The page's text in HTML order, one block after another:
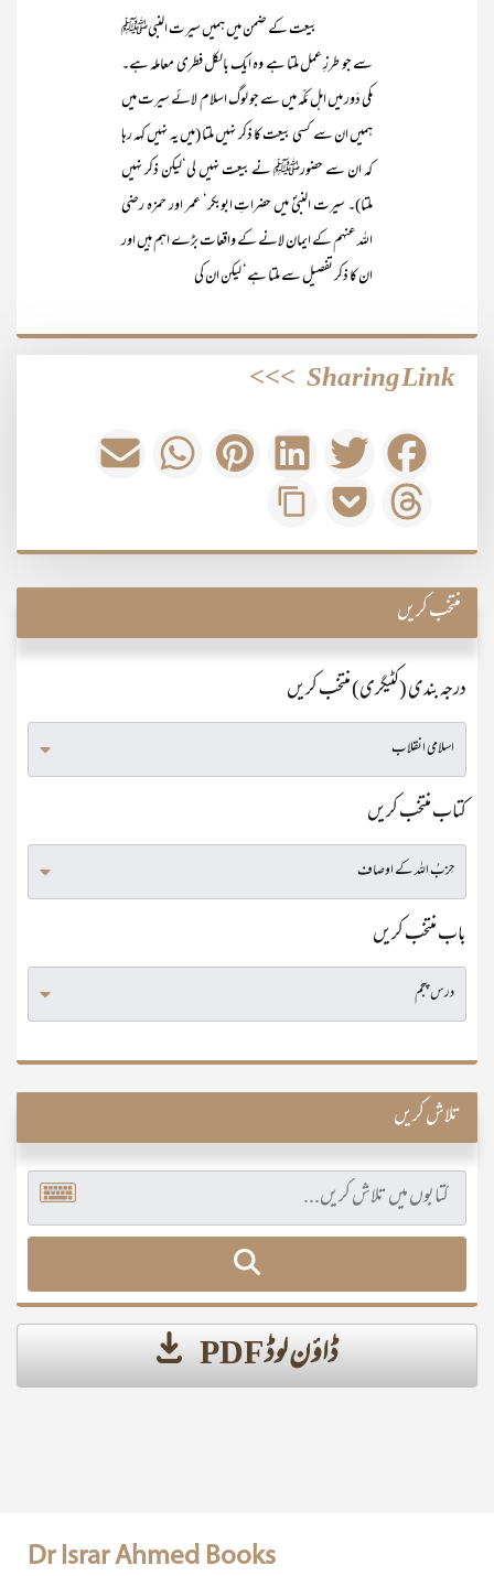
بیعت کے ضمن میں ہمیں سیرت النبیﷺ
سے جو طرزِ عمل ملتا ہے وہ ایک بالکل فطری معاملہ ہے۔
مکی دَور میں اہل مَکّہ میں سے جو لوگ اسلام لائے سیرت میں
ہمیں ان سے کسی بیعت کا ذکر نہیں ملتا (میں یہ نہیں کہہ رہا
کہ ان سے حضورﷺ نے بیعت نہیں لی‘لیکن ذکر نہیں
ملتا)۔ سیرت النبیؐ میں حضراتِ ابوبکر‘ عمر اور حمزہ رضی
اللہ عنہم کے ایمان لانے کے واقعات بڑے اہم ہیں اور
ان کا ذکر تفصیل سے ملتا ہے‘ لیکن ان کی
Sharing Link
>>>
منتخب کریں
درجہ بندی (کٹیگری) منتخب کریں
کتاب منتخب کریں
باب منتخب کریں
تلاش کریں
ڈاؤن لوڈ PDF
Dr Israr Ahmed Books